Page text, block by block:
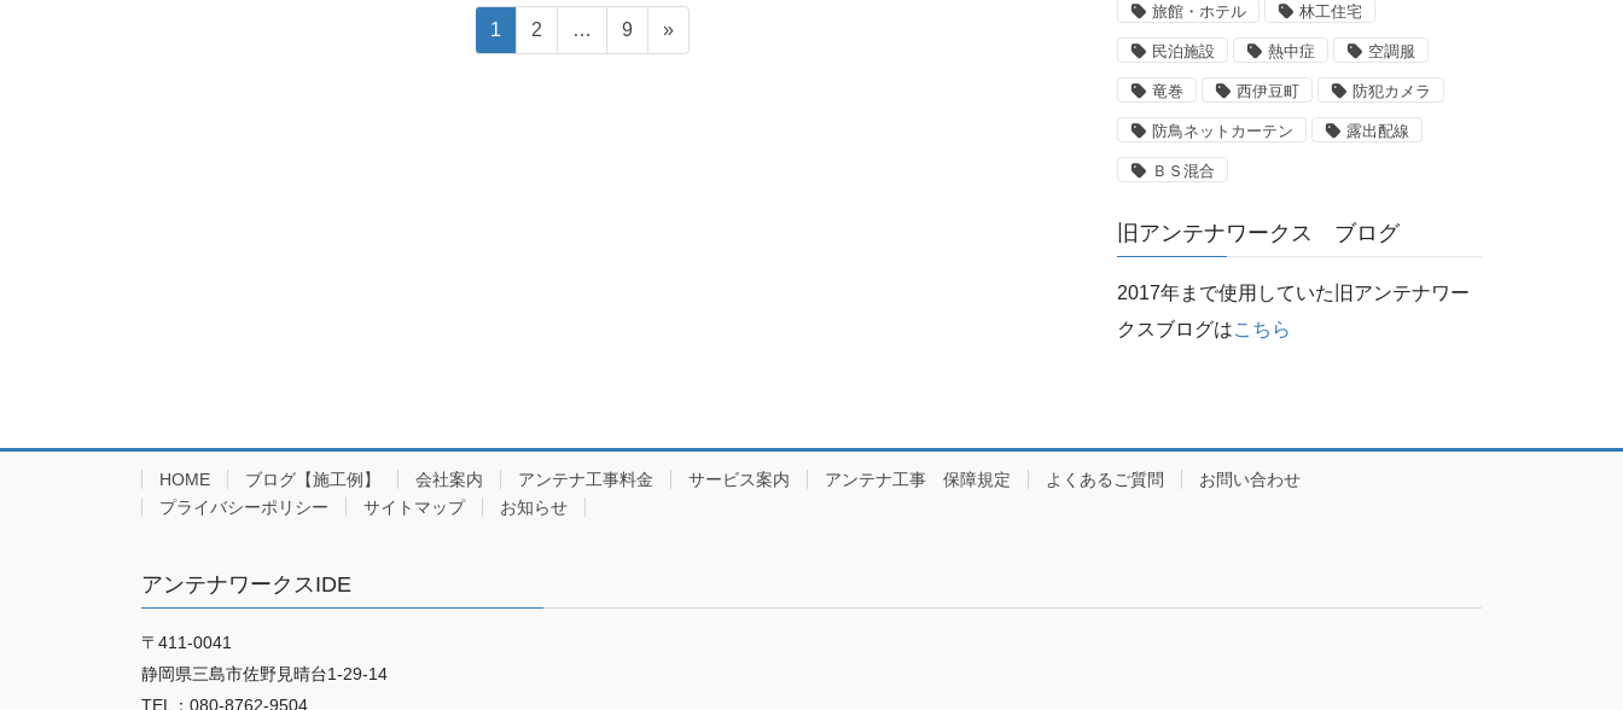
固
定
1
固
定
2 …
固
定
9 »
旅館・ホテル 林工住宅
民泊施設 熱中症 空調服
竜巻 西伊豆町 防犯カメラ
防鳥ネットカーテン 露出配線
ＢＳ混合
旧アンテナワークス ブログ
2017年まで使用していた旧アンテナワー
クスブログはこちら
HOME ブログ【施工例】 会社案内 アンテナ工事料金 サービス案内 アンテナ工事 保障規定 よくあるご質問
お問い合わせ
プライバシーポリシー
サイトマップ お知らせ
アンテナワークスIDE
〒411-0041
静岡県三島市佐野見晴台1-29-14
TEL：080-8762-9504